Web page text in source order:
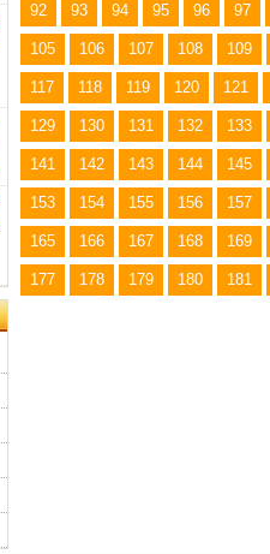
92 93 94 95 96 97
105 106 107 108 109
117 118 119 120 121
129 130 131 132 133
141 142 143 144 145
153 154 155 156 157
165 166 167 168 169
177 178 179 180 181